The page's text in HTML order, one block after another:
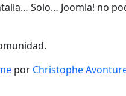
Solo… Joomla! no
por Christophe